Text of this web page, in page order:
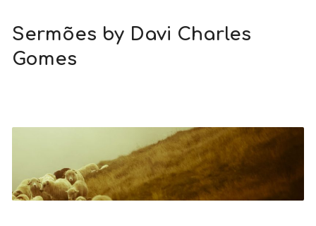
Sermões by Davi Charles
Gomes